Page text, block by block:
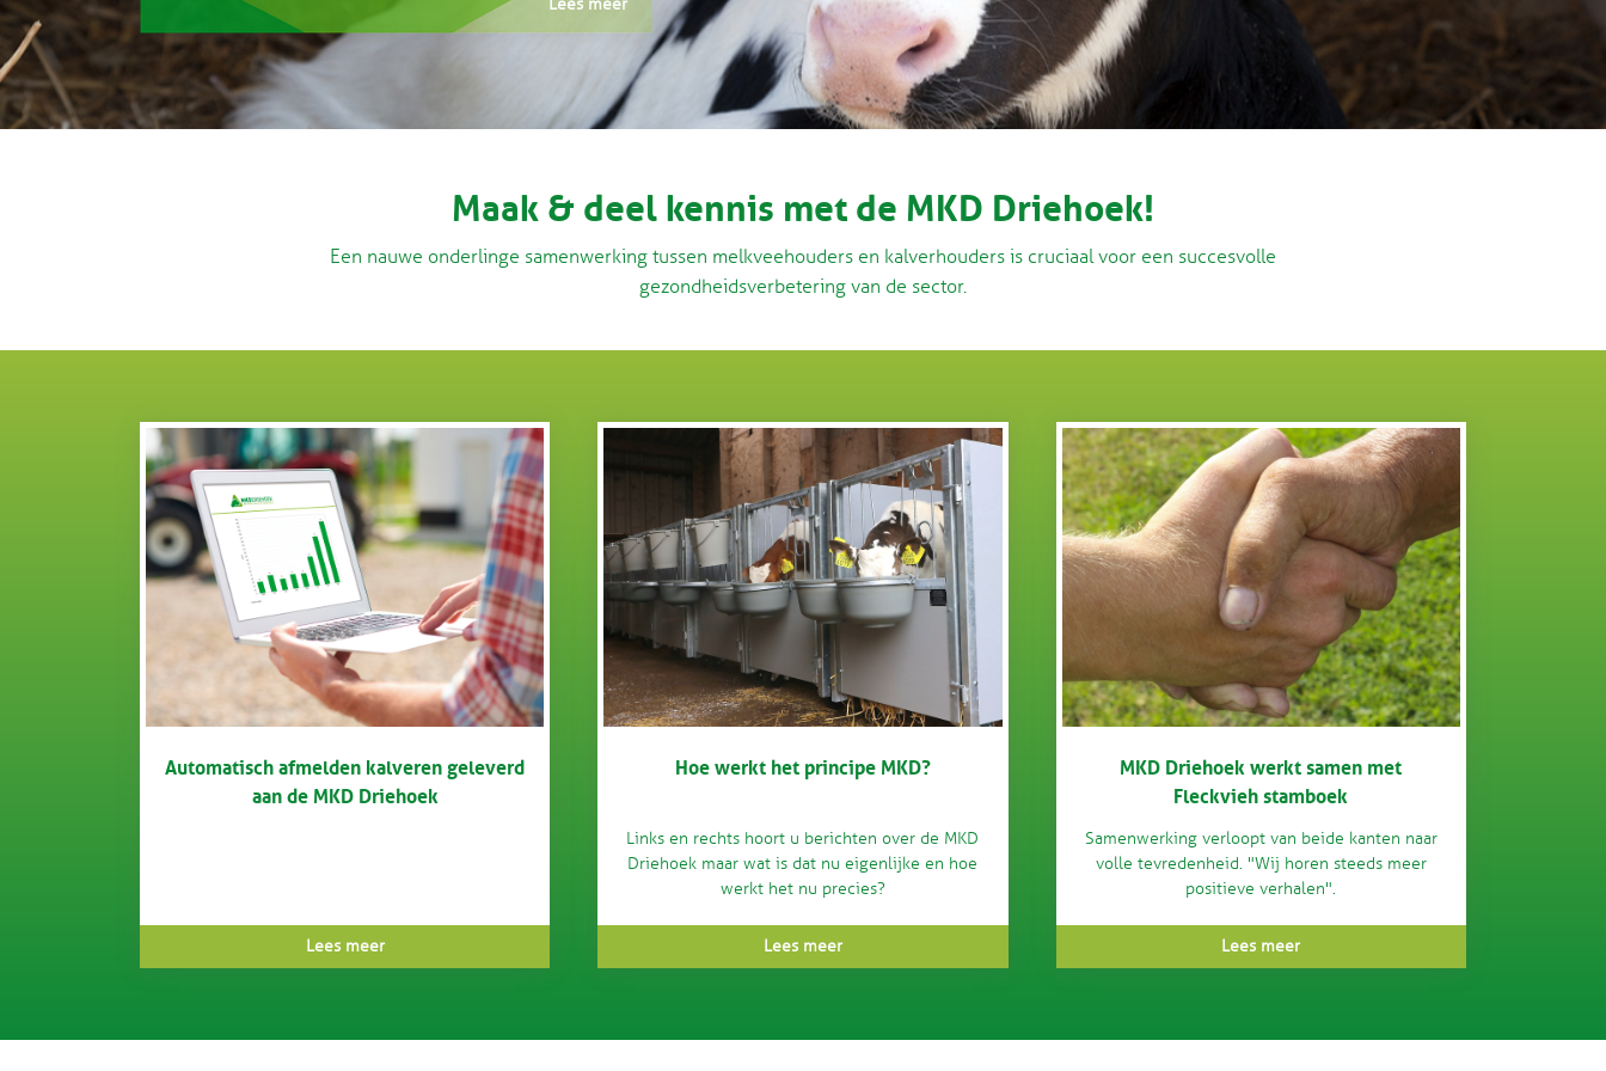
Lees meer
Lees meer
Maak & deel kennis met de MKD Driehoek!
Een nauwe onderlinge samenwerking tussen melkveehouders en kalverhouders is cruciaal voor een succesvolle
gezondheidsverbetering van de sector.
Automatisch afmelden kalveren geleverd
aan de MKD Driehoek
Lees meer
Hoe werkt het principe MKD?
Links en rechts hoort u berichten over de MKD
Driehoek maar wat is dat nu eigenlijke en hoe
werkt het nu precies?
Lees meer
MKD Driehoek werkt samen met
Fleckvieh stamboek
Samenwerking verloopt van beide kanten naar
volle tevredenheid. "Wij horen steeds meer
positieve verhalen".
Lees meer